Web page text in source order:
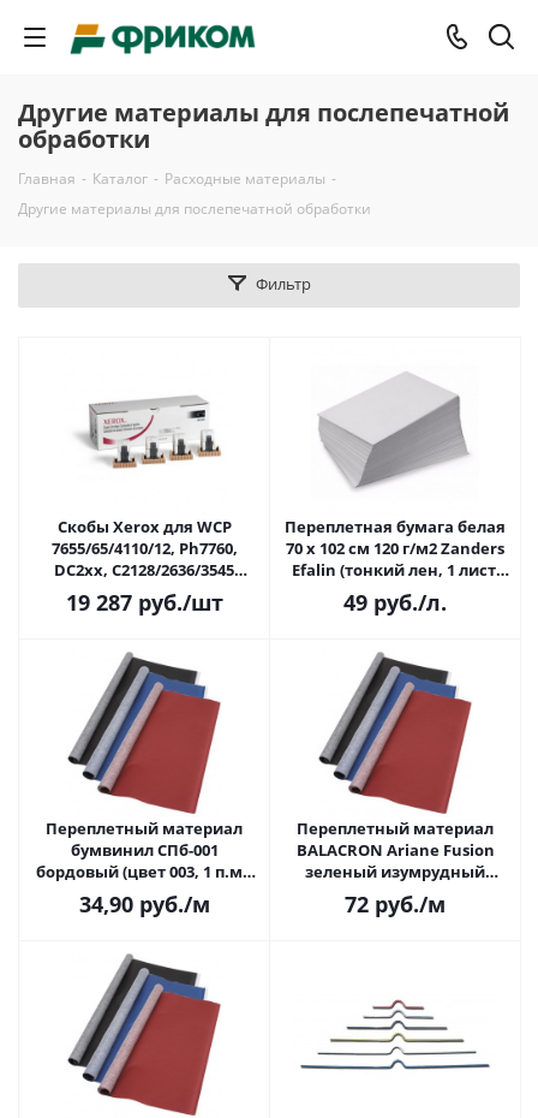
Другие материалы для послепечатной
обработки
Главная - Каталог - Расходные материалы -
Другие материалы для послепечатной обработки
Фильтр
Скобы Xerox для WCP
7655/65/4110/12, Ph7760,
DC2xx, C2128/2636/3545
(008R12925), картридж со
скобами 4x5000шт.
19 287руб./шт
Переплетная бумага белая
70 х 102 см 120 г/м2 Zanders
Efalin (тонкий лен, 1 лист,
арт. 109)
49 руб./л.
Переплетный материал
бумвинил СПб-001
бордовый (цвет 003, 1 п.м.,
шир. 0,83 м)
34,90руб./м
Переплетный материал
BALACRON Ariane Fusion
зеленый изумрудный
(76321/76792, 1 п.м., шир. 1,06
м)
72 руб./м